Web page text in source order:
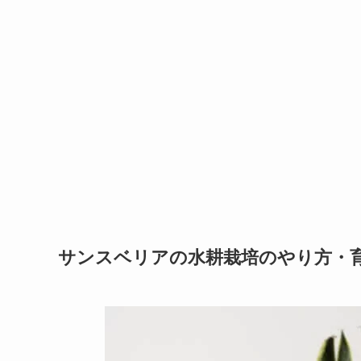
サンスベリアの水耕栽培のやり方・